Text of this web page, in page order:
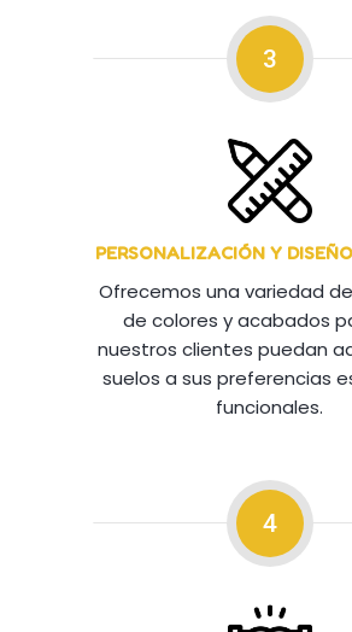
3
PERSONALIZACIÓN Y
Ofrecemos una variedad
de colores y acabados
nuestros clientes puedan
suelos a sus preferencias
funcionales.
4